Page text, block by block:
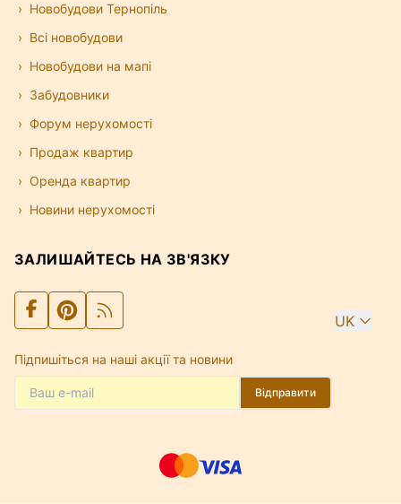
Новобудови Тернопіль
Всі новобудови
Новобудови на мапі
Забудовники
Форум нерухомості
Продаж квартир
Оренда квартир
Новини нерухомості
ЗАЛИШАЙТЕСЬ НА ЗВ'ЯЗКУ
UK
Підпишіться на наші акції та новини
Відправити